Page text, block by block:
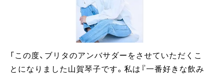
「この度、ブリタのアンバサダーをさせていただくこ
とになりました山賀琴子です。私は『一番好きな飲み